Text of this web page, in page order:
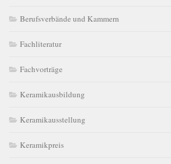
Berufsverbände und Kammern
Fachliteratur
Fachvorträge
Keramikausbildung
Keramikausstellung
Keramikpreis